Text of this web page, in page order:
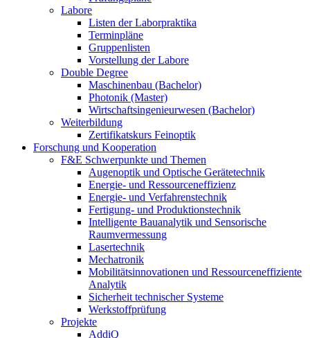
Labore
Listen der Laborpraktika
Terminpläne
Gruppenlisten
Vorstellung der Labore
Double Degree
Maschinenbau (Bachelor)
Photonik (Master)
Wirtschaftsingenieurwesen (Bachelor)
Weiterbildung
Zertifikatskurs Feinoptik
Forschung und Kooperation
F&E Schwerpunkte und Themen
Augenoptik und Optische Gerätetechnik
Energie- und Ressourceneffizienz
Energie- und Verfahrenstechnik
Fertigung- und Produktionstechnik
Intelligente Bauanalytik und Sensorische
Raumvermessung
Lasertechnik
Mechatronik
Mobilitätsinnovationen und Ressourceneffiziente
Analytik
Sicherheit technischer Systeme
Werkstoffprüfung
Projekte
AddiQ